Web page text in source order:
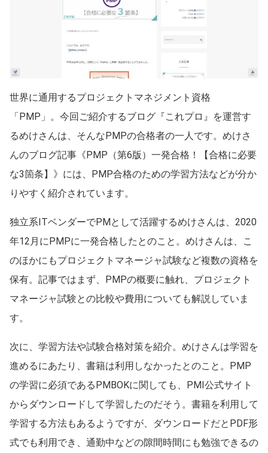
世界に通用するプロジェクトマネジメント資格
「PMP」。今回ご紹介するブログ『これプロ』を運営す
るめけさんは、そんなPMPの合格者の一人です。めけさ
んのブログ記事《PMP（第6版）一発合格！【合格に必要
な3箇条】》には、PMP合格のための学習方法などが分か
りやすく紹介されています。
独立系ITベンダーでPMとして活躍するめけさんは、2020
年12月にPMPに一発合格したとのこと。めけさんは、こ
のほかにもプロジェクトマネージャ試験など複数の資格を
保有。記事ではまず、PMPの概要に触れ、プロジェクト
マネージャ試験との比較や費用についても解説していま
す。
次に、学習方法や試験合格対策を紹介。めけさんは学習を
進めるにあたり、書籍は利用しなかったとのこと。PMP
の学習に必須であるPMBOKに関しても、PMI公式サイト
からダウンロードして学習したのだそう。書籍を利用して
学習する方法もあるようですが、ダウンロードだとPDF形
式でも利用でき、通勤中などの隙間時間にも勉強できるの